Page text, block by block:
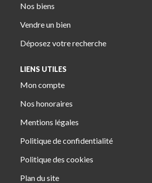
Nos biens
Vendre un bien
Déposez votre recherche
LIENS UTILES
Mon compte
Nos honoraires
Mentions légales
Politique de confidentialité
Politique des cookies
Plan du site